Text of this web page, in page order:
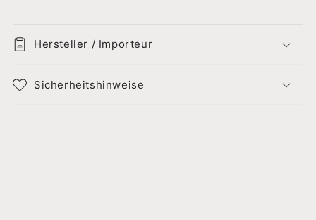
Hersteller / Importeur
Sicherheitshinweise